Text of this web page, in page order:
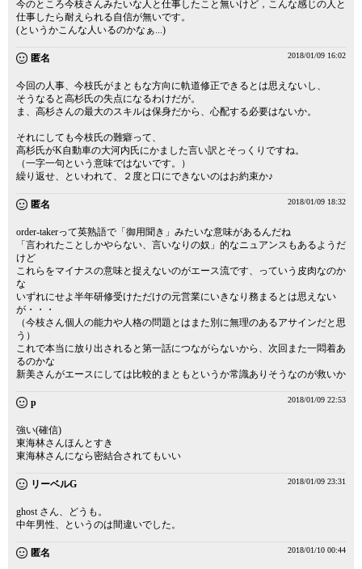
今のところ今枝さんみたいな人と仕事したこと無いけど，こんな感じの人と
仕事したら耐えられる自信が無いです。
(というかこんな人いるのかなぁ...)
匿名 2018/01/09 16:02
今回の人事、今枝氏がまともな方向に軌道修正できるとは思えないし、
そうなると高杉氏の失点になるわけだが。
ま、高杉さんの最大のスキルは保身だから、心配する必要はないか。
それにしても今枝氏の難癖って、
高杉氏がK自動車の大河内氏にかました言い訳とそっくりですね。
（一字一句という意味ではないです。）
繰り返せ、といわれて、２度と口にできないのはお約束か♪
匿名 2018/01/09 18:32
order-takerって英熟語で「御用聞き」みたいな意味があるんだね
「言われたことしかやらない、言いなりの奴」的なニュアンスもあるようだ
けど
これらをマイナスの意味と捉えないのがエース流です、っていう皮肉なのか
な
いずれにせよ半年研修受けただけの元営業にいきなり務まるとは思えない
が・・・
（今枝さん個人の能力や人格の問題とはまた別に無理のあるアサインだと思
う）
これで本当に放り出されると第一話につながらないから、次回また一悶着あ
るのかな
新美さんがエースにしては比較的まともというか常識ありそうなのが救いか
p 2018/01/09 22:53
強い(確信)
東海林さんほんとすき
東海林さんになら密結合されてもいい
リーベルG 2018/01/09 23:31
ghost さん、どうも。
中年男性、というのは間違いでした。
匿名 2018/01/10 00:44